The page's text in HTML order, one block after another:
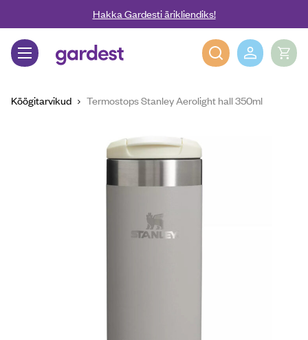
Liigu edasi põhisisu juurdeHakka Gardesti ärikliendiks!
Gardest
Köögitarvikud Termostops Stanley Aerolight hall 350ml